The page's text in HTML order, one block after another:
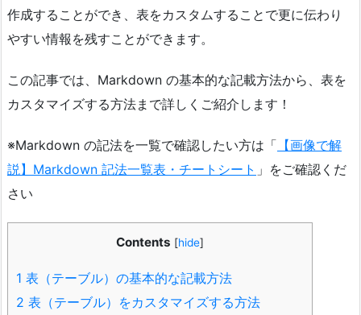
作成することができ、表をカスタムすることで更に伝わり
やすい情報を残すことができます。
この記事では、Markdown の基本的な記載方法から、表を
カスタマイズする方法まで詳しくご紹介します！
※Markdown の記法を一覧で確認したい方は「 【画像で解
説】Markdown 記法一覧表・チートシート 」をご確認くだ
さい
Contents [hide]
1 表（テーブル）の基本的な記載方法
2 表（テーブル）をカスタマイズする方法